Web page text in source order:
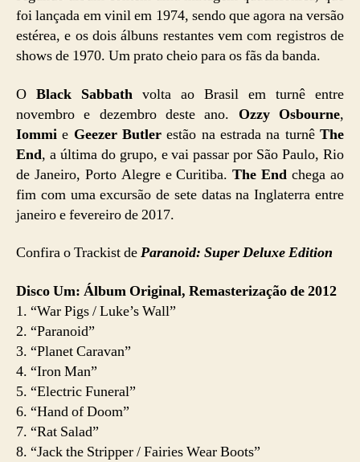
foi lançada em vinil em 1974, sendo que agora na versão
estérea, e os dois álbuns restantes vem com registros de
shows de 1970. Um prato cheio para os fãs da banda.
O Black Sabbath volta ao Brasil em turnê entre
novembro e dezembro deste ano. Ozzy Osbourne,
Iommi e Geezer Butler estão na estrada na turnêThe
End, a última do grupo, e vai passar por São Paulo, Rio
de Janeiro, Porto Alegre e Curitiba.The End chega ao
fim com uma excursão de sete datas na Inglaterra entre
janeiro e fevereiro de 2017.
Confira o Trackist deParanoid: Super Deluxe Edition
Disco Um: Álbum Original, Remasterização de 2012
1. “War Pigs / Luke’s Wall”
2. “Paranoid”
3. “Planet Caravan”
4. “Iron Man”
5. “Electric Funeral”
6. “Hand of Doom”
7. “Rat Salad”
8. “Jack the Stripper / Fairies Wear Boots”